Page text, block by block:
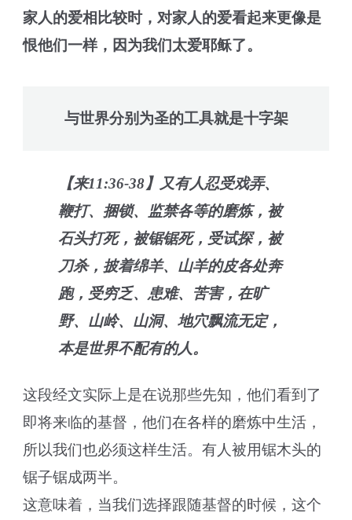
家人的爱相比较时，对家人的爱看起来更像是
恨他们一样，因为我们太爱耶稣了。
与世界分别为圣的工具就是十字架
【来11:36-38】又有人忍受戏弄、
鞭打、捆锁、监禁各等的磨炼，被
石头打死，被锯锯死，受试探，被
刀杀，披着绵羊、山羊的皮各处奔
跑，受穷乏、患难、苦害，在旷
野、山岭、山洞、地穴飘流无定，
本是世界不配有的人。
这段经文实际上是在说那些先知，他们看到了
即将来临的基督，他们在各样的磨炼中生活，
所以我们也必须这样生活。有人被用锯木头的
锯子锯成两半。
这意味着，当我们选择跟随基督的时候，这个